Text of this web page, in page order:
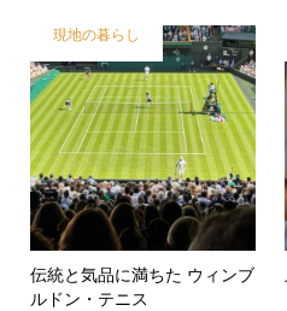
現地の暮らし
伝統と気品に満ちた ウィンブ
ルドン・テニス